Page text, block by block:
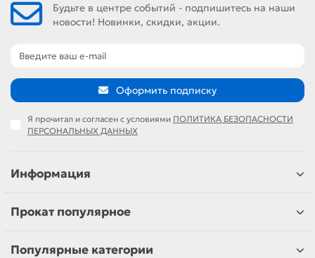
Будьте в центре событий - подпишитесь на наши
новости! Новинки, скидки, акции.
Оформить подписку
Я прочитал и согласен с условиями ПОЛИТИКА БЕЗОПАСНОСТИ
ПЕРСОНАЛЬНЫХ ДАННЫХ
Информация
Прокат популярное
Популярные категории